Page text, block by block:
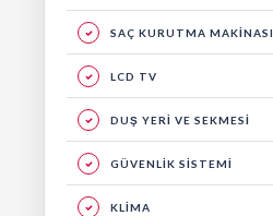
SAÇ KURUTMA MAKİNASI
LCD TV
DUŞ YERİ VE SEKMESİ
GÜVENLİK SİSTEMİ
KLİMA